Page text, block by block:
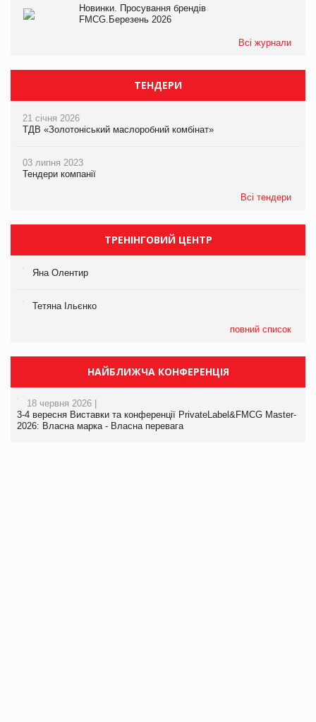
Новинки. Просування брендів
FMCG.Березень 2026
Всі журнали
ТЕНДЕРИ
21 січня 2026
ТДВ «Золотоніський маслоробний комбінат»
03 липня 2023
Тендери компанії
Всі тендери
ТРЕНІНГОВИЙ ЦЕНТР
Яна Олентир
Тетяна Ільєнко
повний список
НАЙБЛИЖЧА КОНФЕРЕНЦІЯ
18 червня 2026 |
3-4 вересня Виставки та конференції PrivateLabel&FMCG Master-
2026: Власна марка - Власна перевага